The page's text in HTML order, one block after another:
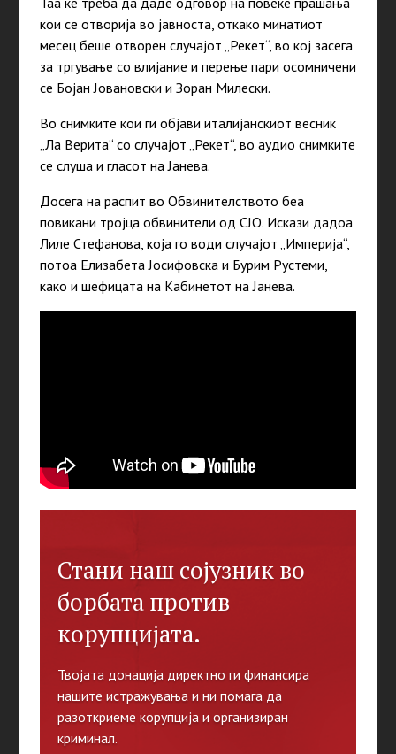
кои се отворија во јавноста, откако минатиот
месец беше отворен случајот „Рекет“, во кој засега
за тргување со влијание и перење пари осомничени
се Бојан Јовановски и Зоран Милески.
Во снимките кои ги објави италијанскиот весник
„Ла Верита“ со случајот „Рекет“, во аудио снимките
се слуша и гласот на Јанева.
Досега на распит во Обвинителството беа
повикани тројца обвинители од СЈО. Искази дадоа
Лиле Стефанова, која го води случајот „Империја“,
потоа Елизабета Јосифовска и Бурим Рустеми,
како и шефицата на Кабинетот на Јанева.
Стани наш сојузник во
борбата против
корупцијата.
Твојата донација директно ги финансира
нашите истражувања и ни помага да
разоткриеме корупција и организиран
криминал.